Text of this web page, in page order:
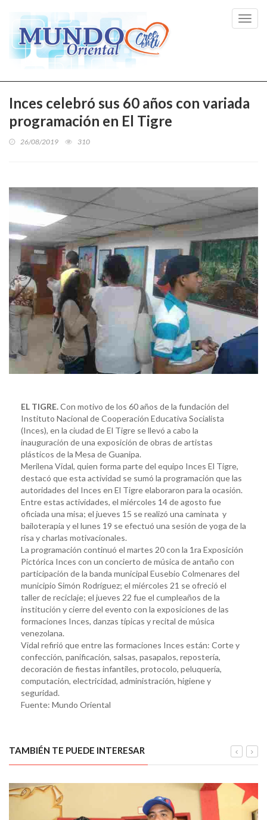
Inces celebró sus 60 años con variada
programación en El Tigre
26/08/2019 310
EL TIGRE.Con motivo de los 60 años de la fundación del
Instituto Nacional de Cooperación Educativa Socialista
(Inces), en la ciudad de El Tigre se llevó a cabo la
inauguración de una exposición de obras de artistas
plásticos de la Mesa de Guanipa.
Merilena Vidal, quien forma parte del equipo Inces El Tigre,
destacó que esta actividad se sumó la programación que las
autoridades del Inces en El Tigre elaboraron para la ocasión.
Entre estas actividades, el miércoles 14 de agosto fue
oficiada una misa; el jueves 15 se realizó una caminata y
bailoterapia y el lunes 19 se efectuó una sesión de yoga de la
risa y charlas motivacionales.
La programación continuó el martes 20 con la 1ra Exposición
Pictórica Inces con un concierto de música de antaño con
participación de la banda municipal Eusebio Colmenares del
municipio Simón Rodríguez; el miércoles 21 se ofreció el
taller de reciclaje; el jueves 22 fue el cumpleaños de la
institución y cierre del evento con la exposiciones de las
formaciones Inces, danzas típicas y recital de música
venezolana.
Vidal refirió que entre las formaciones Inces están: Corte y
confección, panificación, salsas, pasapalos, repostería,
decoración de fiestas infantiles, protocolo, peluquería,
computación, electricidad, administración, higiene y
seguridad.
Fuente: Mundo Oriental
TAMBIÉN TE PUEDE INTERESAR